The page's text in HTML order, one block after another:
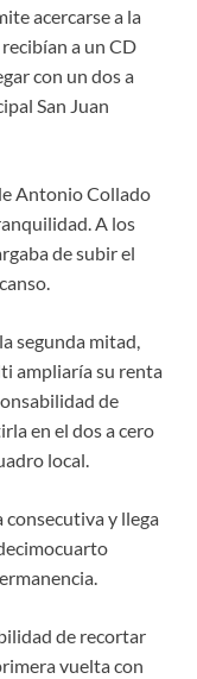
acercarse a la
a un CD
con un dos a
San Juan
Antonio Collado
A los
de subir el
segunda mitad,
ampliaría su renta
de
en el dos a cero
local.
consecutiva y llega
de recortar
vuelta con